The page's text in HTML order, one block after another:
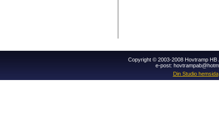
Copyright © 2003-2008 Hovtramp HB
e-post:
Din Studio hemsida